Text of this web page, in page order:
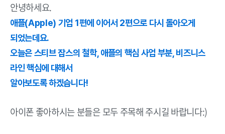
안녕하세요.
애플(Apple) 기업 1편에 이어서 2편으로 다시 돌아오게
되었는데요.
오늘은 스티브 잡스의 철학, 애플의 핵심 사업 부분, 비즈니스
라인 핵심에 대해서
알아보도록 하겠습니다!
아이폰 좋아하시는 분들은 모두 주목해 주시길 바랍니다:)